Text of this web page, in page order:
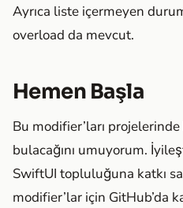
Ayrıca liste içermeyen
overload da mevcut.
Hemen Başla
Bu modifier’ları
bulacağını umuyorum.
SwiftUI topluluğuna katkı
modifier’lar için GitHub’da